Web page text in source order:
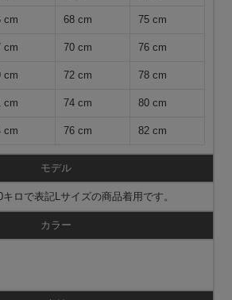
cm 68 cm 75 cm
cm 70 cm 76 cm
cm 72 cm 78 cm
cm 74 cm 80 cm
cm 76 cm 82 cm
モデル
ロで表記Lサイズの商品着用です。
カラー